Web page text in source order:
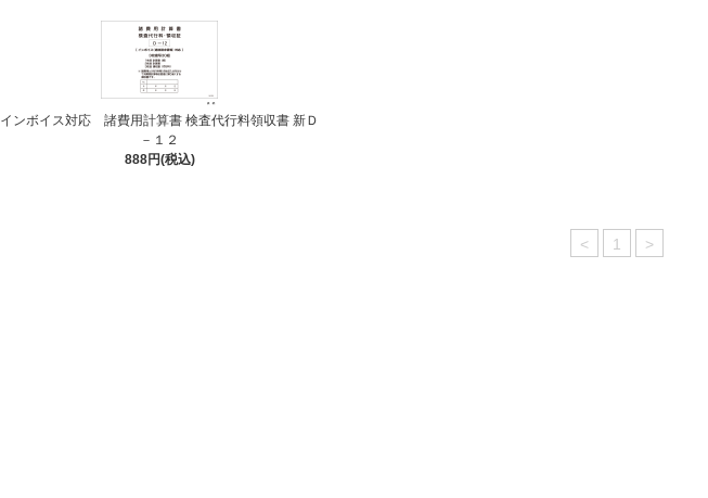
インボイス対応 諸費用計算書 検査代行料領収書 新Ｄ
－１２
888円(税込)
< 1 >